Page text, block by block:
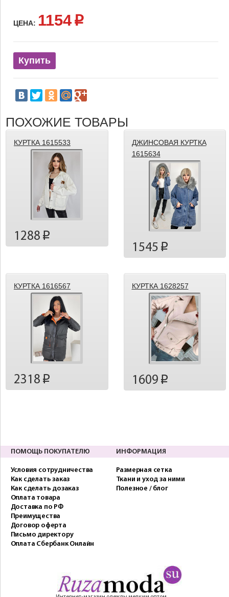
ЦЕНА: 1154 p
Купить
ПОХОЖИЕ ТОВАРЫ
КУРТКА 1615533
1288 p
ДЖИНСОВАЯ КУРТКА
1615634
1545 p
КУРТКА 1616567
2318 p
КУРТКА 1628257
1609 p
ПОМОЩЬ ПОКУПАТЕЛЮ
Условия сотрудничества
Как сделать заказ
Как сделать дозаказ
Оплата товара
Доставка по РФ
Преимущества
Договор оферта
Письмо директору
Оплата Сбербанк Онлайн
ИНФОРМАЦИЯ
Размерная сетка
Ткани и уход за ними
Полезное / блог